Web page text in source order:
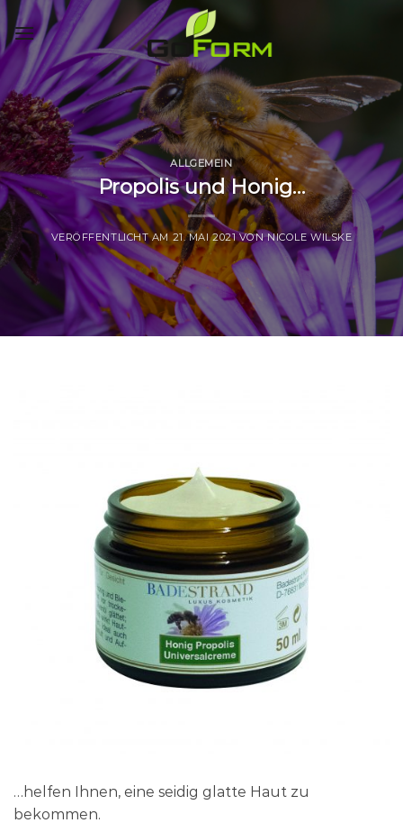
Skip
to
content
ALLGEMEIN
Propolis und Honig…
VERÖFFENTLICHT AM21. MAI 2021VONNICOLE WILSKE
…helfen Ihnen, eine seidig glatte Haut zu
bekommen.